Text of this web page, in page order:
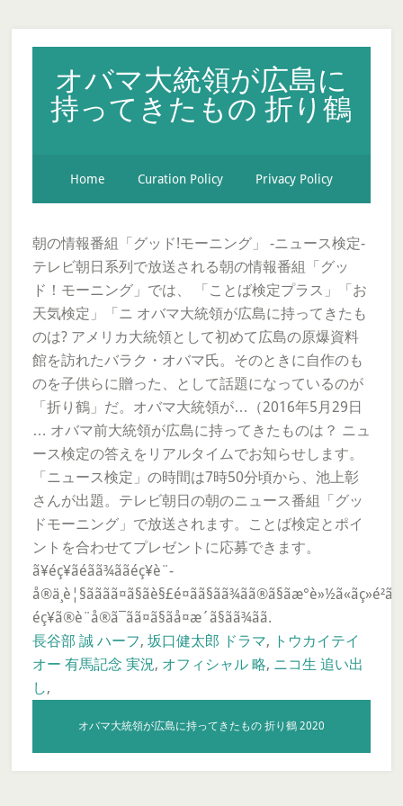
オバマ大統領が広島に
持ってきたもの 折り鶴
Home Curation Policy Privacy Policy
朝の情報番組「グッド!モーニング」 -ニュース検定-
テレビ朝日系列で放送される朝の情報番組「グッ
ド！モーニング」では、 「ことば検定プラス」「お
天気検定」「ニ オバマ大統領が広島に持ってきたも
のは? アメリカ大統領として初めて広島の原爆資料
館を訪れたバラク・オバマ氏。そのときに自作のも
のを子供らに贈った、として話題になっているのが
「折り鶴」だ。オバマ大統領が…（2016年5月29日
… オバマ前大統領が広島に持ってきたものは？ ニュ
ース検定の答えをリアルタイムでお知らせします。
「ニュース検定」の時間は7時50分頃から、池上彰
さんが出題。テレビ朝日の朝のニュース番組「グッ
ドモーニング」で放送されます。ことば検定とポイ
ントを合わせてプレゼントに応募できます。
ã¥éç¥ãéãã¾ããéç¥è¨­
å®ä¸è¦§ãããã¤ã§ãè§£é¤ãã§ãã¾ãã®ã§ãæ°è»½ã«ãç»é²ãã
éç¥ã®è¨­å®ã¯ãã¤ã§ãå¤æ´ã§ãã¾ãã.
長谷部 誠 ハーフ, 坂口健太郎 ドラマ, トウカイテイ
オー 有馬記念 実況, オフィシャル 略, ニコ生 追い出
し,
オバマ大統領が広島に持ってきたもの 折り鶴 2020